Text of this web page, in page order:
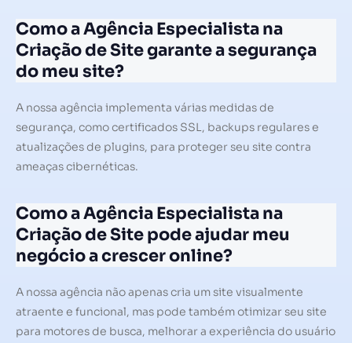
Como a Agência Especialista na
Criação de Site garante a segurança
do meu site?
A nossa agência implementa várias medidas de
segurança, como certificados SSL, backups regulares e
atualizações de plugins, para proteger seu site contra
ameaças cibernéticas.
Como a Agência Especialista na
Criação de Site pode ajudar meu
negócio a crescer online?
A nossa agência não apenas cria um site visualmente
atraente e funcional, mas pode também otimizar seu site
para motores de busca, melhorar a experiência do usuário